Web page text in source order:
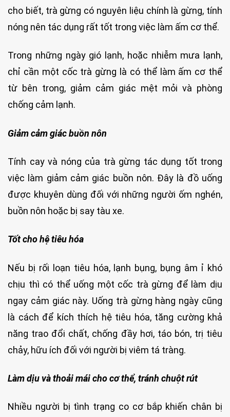
cho biết, trà gừng có nguyên liệu chính là gừng, tính
nóng nên tác dụng rất tốt trong việc làm ấm cơ thể.
Trong những ngày gió lạnh, hoặc nhiễm mưa lạnh,
chỉ cần một cốc trà gừng là có thể làm ấm cơ thể
từ bên trong, giảm cảm giác mệt mỏi và phòng
chống cảm lạnh.
Giảm cảm giác buồn nôn
Tính cay và nóng của trà gừng tác dụng tốt trong
việc làm giảm cảm giác buồn nôn. Đây là đồ uống
được khuyên dùng đối với những người ốm nghén,
buồn nôn hoặc bị say tàu xe.
Tốt cho hệ tiêu hóa
Nếu bị rối loạn tiêu hóa, lạnh bụng, bụng âm ỉ khó
chịu thì có thể uống một cốc trà gừng để làm dịu
ngay cảm giác này. Uống trà gừng hàng ngày cũng
là cách để kích thích hệ tiêu hóa, tăng cường khả
năng trao đổi chất, chống đầy hơi, táo bón, trị tiêu
chảy, hữu ích đối với người bị viêm tá tràng.
Làm dịu và thoải mái cho cơ thể, tránh chuột rút
Nhiều người bị tình trạng co cơ bắp khiến chân bị